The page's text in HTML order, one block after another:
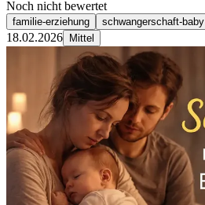
Noch nicht bewertet
familie-erziehung schwangerschaft-baby
18.02.2026 Mittel